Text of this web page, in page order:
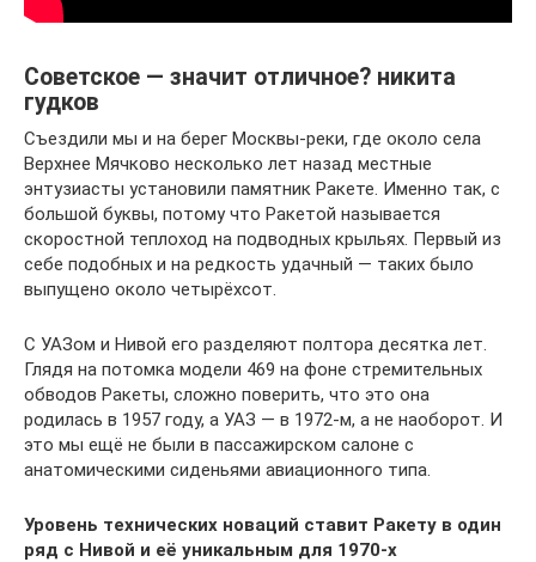
Советское ― значит отличное? никита
гудков
Съездили мы и на берег Москвы-реки, где около села
Верхнее Мячково несколько лет назад местные
энтузиасты установили памятник Ракете. Именно так, с
большой буквы, потому что Ракетой называется
скоростной теплоход на подводных крыльях. Первый из
себе подобных и на редкость удачный ― таких было
выпущено около четырёхсот.
С УАЗом и Нивой его разделяют полтора десятка лет.
Глядя на потомка модели 469 на фоне стремительных
обводов Ракеты, сложно поверить, что это она
родилась в 1957 году, а УАЗ ― в 1972-м, а не наоборот. И
это мы ещё не были в пассажирском салоне с
анатомическими сиденьями авиационного типа.
Уровень технических новаций ставит Ракету в один
ряд с Нивой и её уникальным для 1970-х